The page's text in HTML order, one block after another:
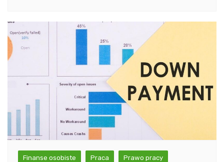
Finanse osobiste Praca Prawo pracy